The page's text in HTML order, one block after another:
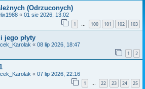
(Odrzuconych)
« 01 sie 2026, 13:02
1 … 100 101 102 103
jego płyty
« 08 lip 2026, 18:47
1 2
« 07 lip 2026, 22:16
1 … 22 23 24 25